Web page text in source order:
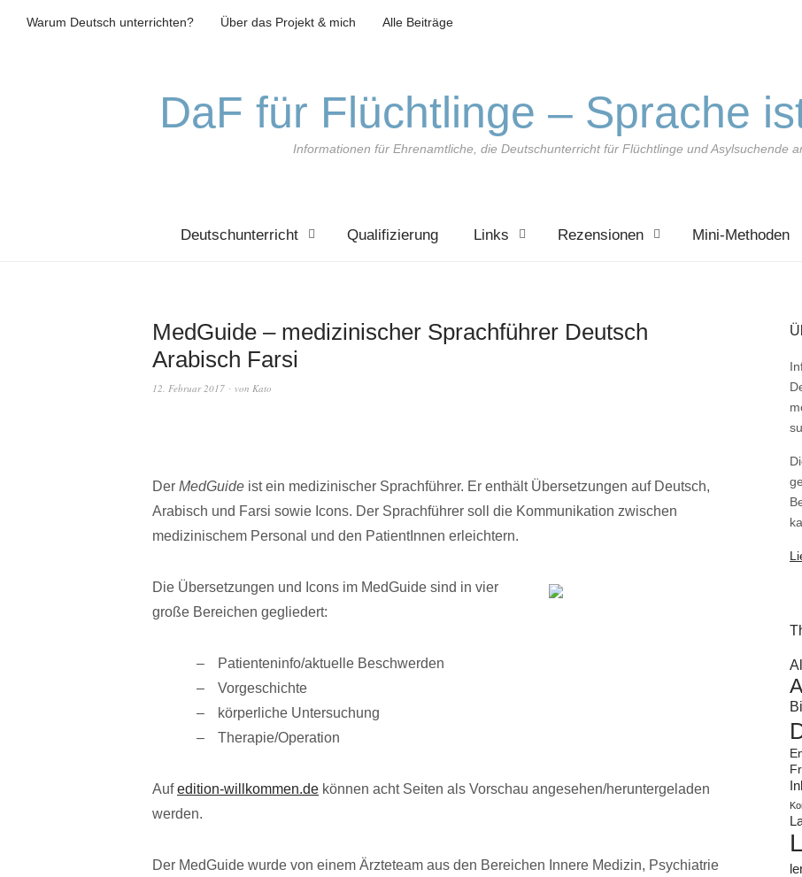
Warum Deutsch unterrichten? Über das Projekt & mich
Alle Beiträge
DaF für Flüchtlinge – Sprache
Informationen für Ehrenamtliche, die Deutschunterricht für Flüchtlinge und Asylsuchende
Deutschunterricht Qualifizierung Links Rezensionen Mini-Methoden
MedGuide – medizinischer Sprachführer Deutsch
Arabisch Farsi
12. Februar 2017 von Kato
Der MedGuide ist ein medizinischer Sprachführer. Er enthält Übersetzungen auf Deutsch,
Arabisch und Farsi sowie Icons. Der Sprachführer soll die Kommunikation zwischen
medizinischem Personal und den PatientInnen erleichtern.
Die Übersetzungen und Icons im MedGuide sind in vier
große Bereichen gegliedert:
Patienteninfo/aktuelle Beschwerden
Vorgeschichte
körperliche Untersuchung
Therapie/Operation
Aufedition-willkommen.de können acht Seiten als Vorschau angesehen/heruntergeladen
werden.
Der MedGuide wurde von einem Ärzteteam aus den Bereichen Innere Medizin, Psychiatrie